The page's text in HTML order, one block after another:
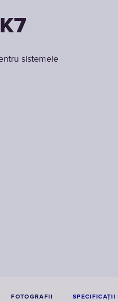
sistemele
FOTOGRAFII SPECIFICAŢII